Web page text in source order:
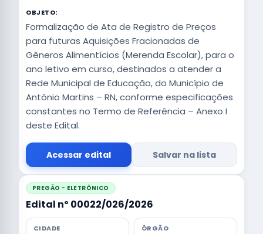
OBJETO:
Formalização de Ata de Registro de Preços
para futuras Aquisições Fracionadas de
Gêneros Alimentícios (Merenda Escolar), para o
ano letivo em curso, destinados a atender a
Rede Municipal de Educação, do Município de
Antônio Martins – RN, conforme especificações
constantes no Termo de Referência – Anexo I
deste Edital.
Acessar edital Salvar na lista
PREGÃO - ELETRÔNICO
Edital nº 00022/026/2026
CIDADE ÓRGÃO